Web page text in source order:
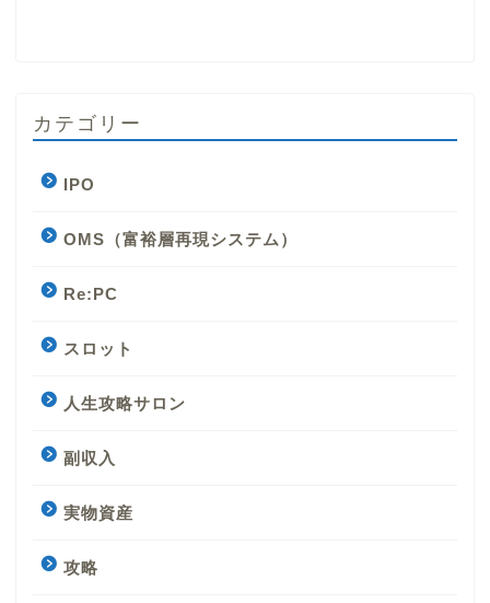
カテゴリー
IPO
OMS（富裕層再現システム）
Re:PC
スロット
人生攻略サロン
副収入
実物資産
攻略